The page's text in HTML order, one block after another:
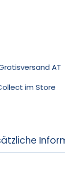
AT
im Store